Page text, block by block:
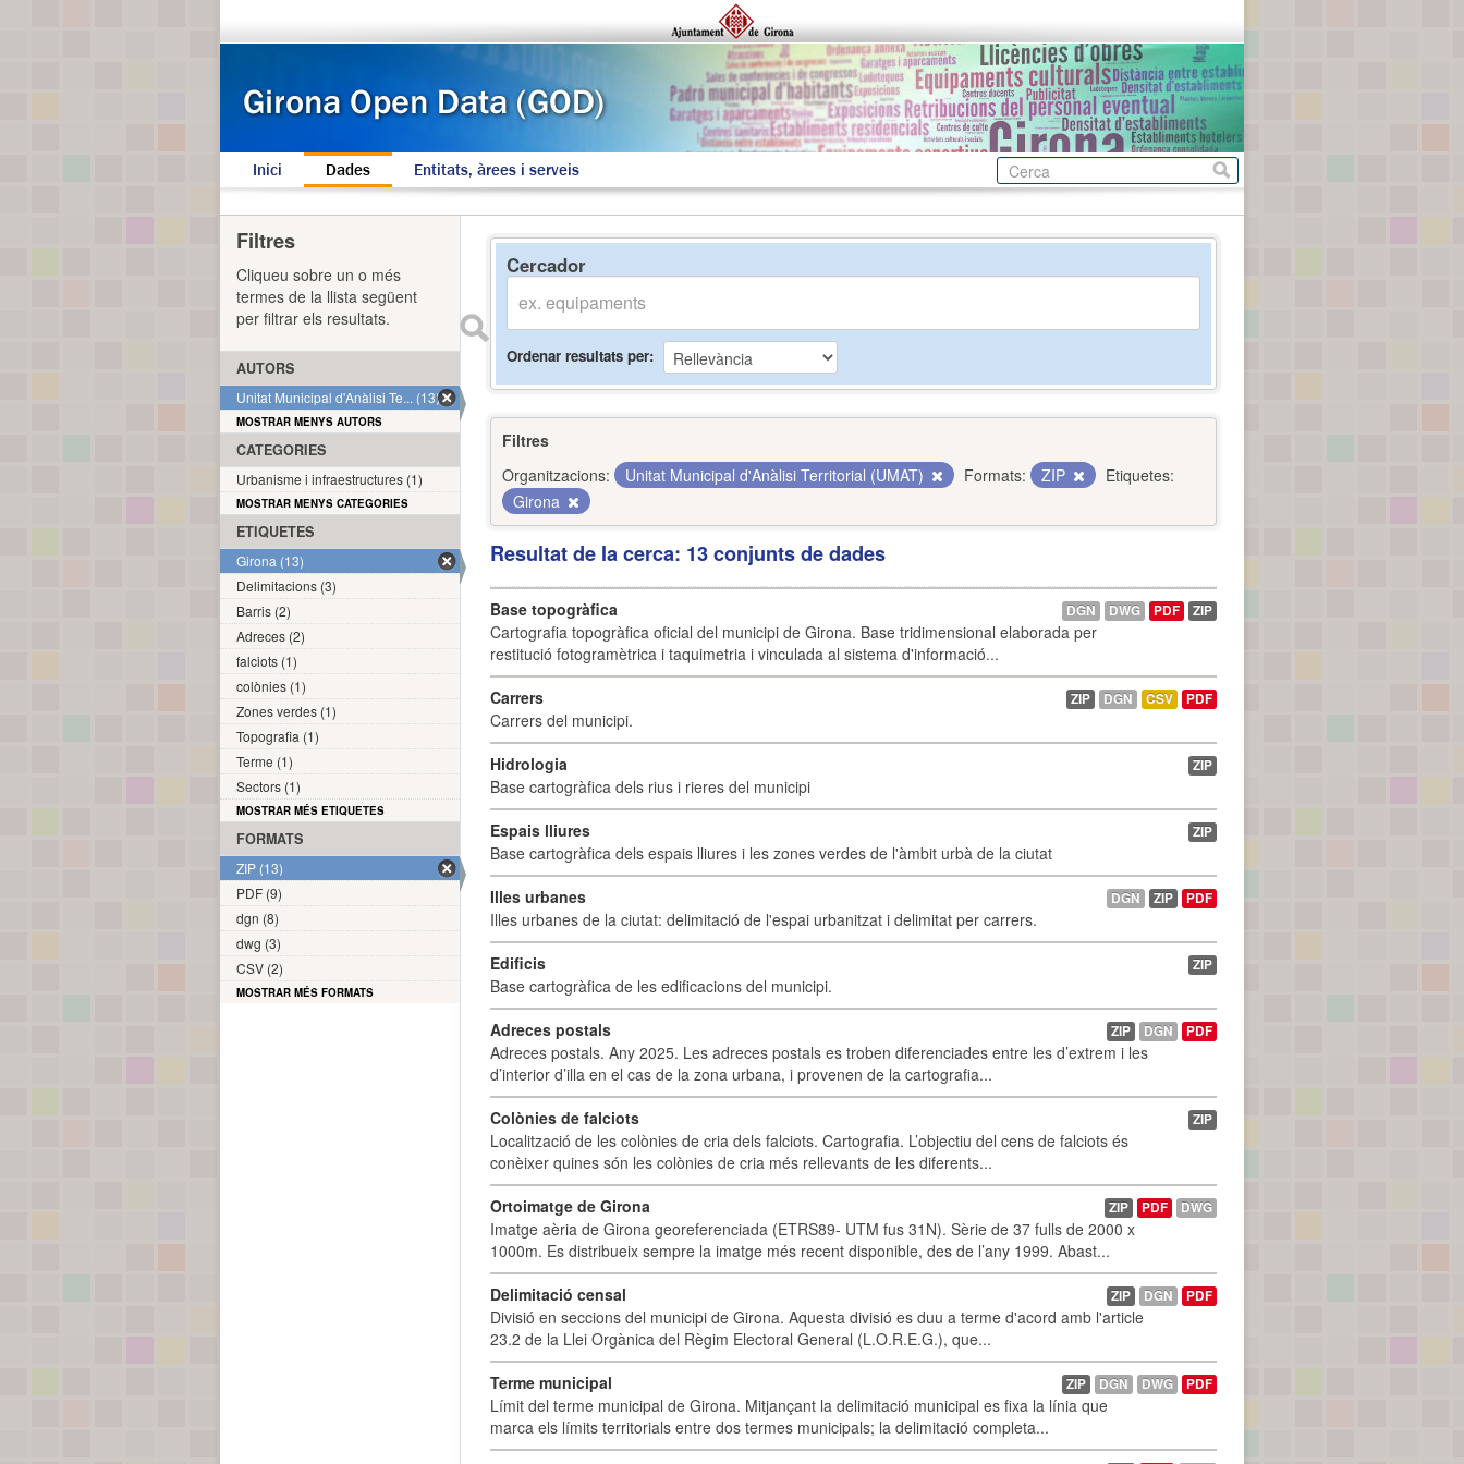
Inici Dades Entitats, àrees i serveis
Cercador
Ordenar resultats per
Filtres
Organitzacions:
Unitat Municipal d'Anàlisi Territorial (UMAT) Formats: ZIP
Etiquetes:
Girona
Resultat de la cerca: 13 conjunts de dades
Base topogràfica
Cartografia topogràfica oficial del municipi de Girona. Base tridimensional elaborada per
restitució fotogramètrica i taquimetria i vinculada al sistema d'informació...
DGN DWG PDF ZIP
Carrers
Carrers del municipi.
ZIP DGN CSV PDF
Hidrologia
Base cartogràfica dels rius i rieres del municipi
ZIP
Espais lliures
Base cartogràfica dels espais lliures i les zones verdes de l'àmbit urbà de la ciutat
ZIP
Illes urbanes
Illes urbanes de la ciutat: delimitació de l'espai urbanitzat i delimitat per carrers.
DGN ZIP PDF
Edificis
Base cartogràfica de les edificacions del municipi.
ZIP
Adreces postals
Adreces postals. Any 2025. Les adreces postals es troben diferenciades entre les d’extrem i les
d’interior d’illa en el cas de la zona urbana, i provenen de la cartografia...
ZIP DGN PDF
Colònies de falciots
Localització de les colònies de cria dels falciots. Cartografia. L’objectiu del cens de falciots és
conèixer quines són les colònies de cria més rellevants de les diferents...
ZIP
Ortoimatge de Girona
Imatge aèria de Girona georeferenciada (ETRS89- UTM fus 31N). Sèrie de 37 fulls de 2000 x
1000m. Es distribueix sempre la imatge més recent disponible, des de l’any 1999. Abast...
ZIP PDF DWG
Delimitació censal
Divisió en seccions del municipi de Girona. Aquesta divisió es duu a terme d'acord amb l'article
23.2 de la Llei Orgànica del Règim Electoral General (L.O.R.E.G.), que...
ZIP DGN PDF
Terme municipal
Límit del terme municipal de Girona. Mitjançant la delimitació municipal es fixa la línia que
marca els límits territorials entre dos termes municipals; la delimitació completa...
ZIP DGN DWG PDF
Filtres
Cliqueu sobre un o més
termes de la llista següent
per filtrar els resultats.
AUTORS
Unitat Municipal d'Anàlisi Te... (13)
MOSTRAR MENYS AUTORS
CATEGORIES
Urbanisme i infraestructures (1)
MOSTRAR MENYS CATEGORIES
ETIQUETES
Girona (13)
Delimitacions (3)
Barris (2)
Adreces (2)
falciots (1)
colònies (1)
Zones verdes (1)
Topografia (1)
Terme (1)
Sectors (1)
MOSTRAR MÉS ETIQUETES
FORMATS
ZIP (13)
PDF (9)
dgn (8)
dwg (3)
CSV (2)
MOSTRAR MÉS FORMATS